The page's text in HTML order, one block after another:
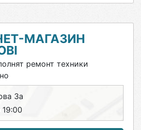
МАГАЗИН
ремонт техники
3а